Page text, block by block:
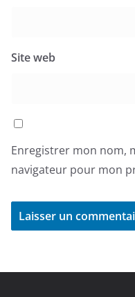
Site web
Enregistrer mon nom,
navigateur pour mon